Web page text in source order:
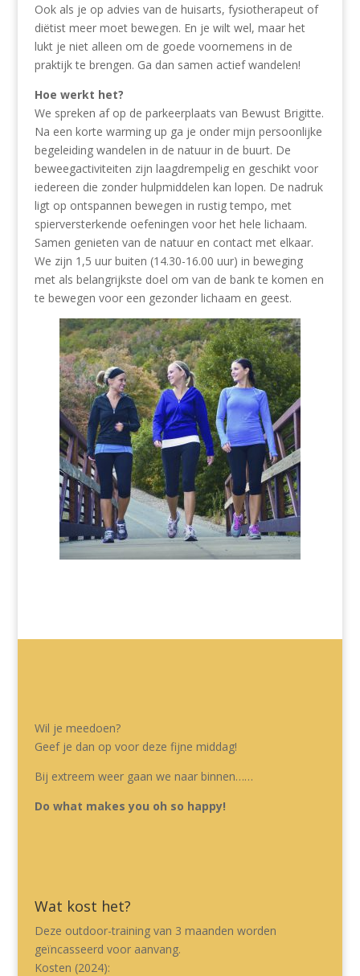
Ook als je op advies van de huisarts, fysiotherapeut of
diëtist meer moet bewegen. En je wilt wel, maar het
lukt je niet alleen om de goede voornemens in de
praktijk te brengen. Ga dan samen actief wandelen!
Hoe werkt het?
We spreken af op de parkeerplaats van Bewust Brigitte.
Na een korte warming up ga je onder mijn persoonlijke
begeleiding wandelen in de natuur in de buurt. De
beweegactiviteiten zijn laagdrempelig en geschikt voor
iedereen die zonder hulpmiddelen kan lopen. De nadruk
ligt op ontspannen bewegen in rustig tempo, met
spierversterkende oefeningen voor het hele lichaam.
Samen genieten van de natuur en contact met elkaar.
We zijn 1,5 uur buiten (14.30-16.00 uur) in beweging
met als belangrijkste doel om van de bank te komen en
te bewegen voor een gezonder lichaam en geest.
Wil je meedoen?
Geef je dan op voor deze fijne middag!
Bij extreem weer gaan we naar binnen……
Do what makes you oh so happy!
Wat kost het?
Deze outdoor-training van 3 maanden worden
geïncasseerd voor aanvang.
Kosten (2024):